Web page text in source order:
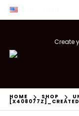
Create
HOME SHOP